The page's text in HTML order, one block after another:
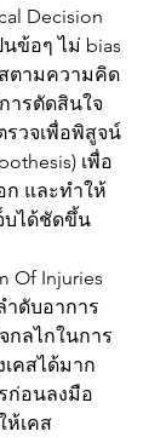
Decision
ข้อๆ ไม่ bias
ตามความคิด
ารตัดสินใจ
รวจเพื่อพิสูจน์
เพื่อ
และทำให้
บได้ชัดขึ้น
Of Injuries
ำดับอาการ
กลไกในการ
คสได้มาก
ก่อนลงมือ
ห้เคส